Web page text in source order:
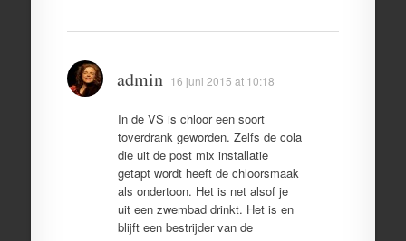
admin 16 juni 2015 at 10:18
In de VS is chloor een soort
toverdrank geworden. Zelfs de cola
die uit de post mix installatie
getapt wordt heeft de chloorsmaak
als ondertoon. Het is net alsof je
uit een zwembad drinkt. Het is en
blijft een bestrijder van de